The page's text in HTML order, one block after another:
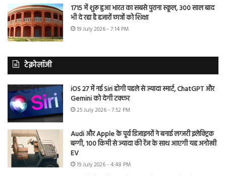
1715 में शुरू हुआ भारत का सबसे पुराना स्कूल, 300 साल बाद
भी दे रहा है हजारों छात्रों को शिक्षा
19 July 2026 - 7:14 PM
टेक्नोलॉजी
iOS 27 में नई Siri होगी पहले से ज्यादा स्मार्ट, ChatGPT और
Gemini को देगी टक्कर
25 July 2026 - 7:52 PM
Audi और Apple के पूर्व डिजाइनरों ने बनाई लग्जरी इलेक्ट्रिक
बग्गी, 100 किमी से ज्यादा की रेंज के साथ आएगी यह अनोखी
EV
19 July 2026 - 4:48 PM